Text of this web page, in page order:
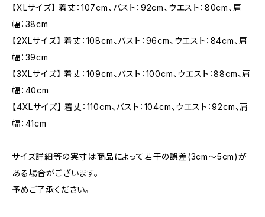
【XLサイズ】 着丈：107cm、バスト：92cm、ウエスト：80cm、肩
幅：38cm
【2XLサイズ】 着丈：108cm、バスト：96cm、ウエスト：84cm、肩
幅：39cm
【3XLサイズ】 着丈：109cm、バスト：100cm、ウエスト：88cm、肩
幅：40cm
【4XLサイズ】 着丈：110cm、バスト：104cm、ウエスト：92cm、肩
幅：41cm
サイズ詳細等の実寸は商品によって若干の誤差(3cm〜5cm)が
ある場合がございます。
予めご了承ください。